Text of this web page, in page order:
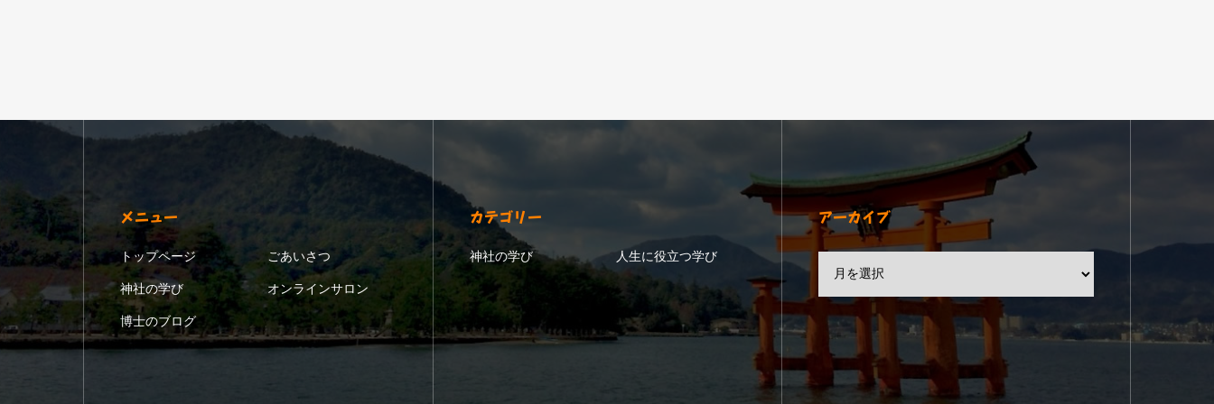
メニュー
トップページ ごあいさつ
神社の学び オンラインサロン
博士のブログ
カテゴリー
神社の学び 人生に役立つ学び
アーカイブ